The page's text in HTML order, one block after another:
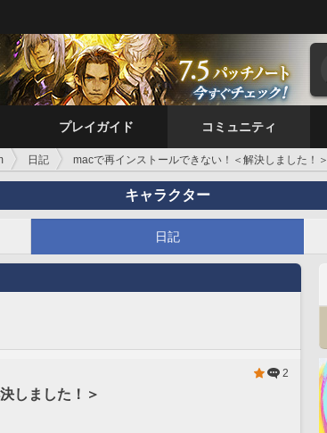
プレイガイド コミュニティ
日記 macで再インストールできない！＜解決しました！＞
キャラクター
日記
2
しました！＞